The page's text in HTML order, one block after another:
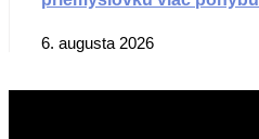
6. augusta 2026